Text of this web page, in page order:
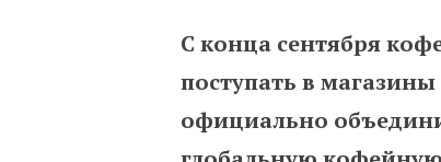
Starbucks выходит
С конца сентября
поступать в
официально